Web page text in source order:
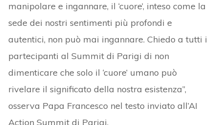
manipolare e ingannare, il ‘cuore’, inteso come la
sede dei nostri sentimenti più profondi e
autentici, non può mai ingannare. Chiedo a tutti i
partecipanti al Summit di Parigi di non
dimenticare che solo il ‘cuore’ umano può
rivelare il significato della nostra esistenza”,
osserva Papa Francesco nel testo inviato all’AI
Action Summit di Parigi.